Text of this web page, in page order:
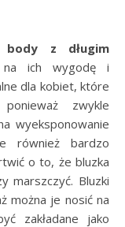
body z długim
ich wygodę i
dla kobiet, które
zwykle
wyeksponowanie
również bardzo
o to, że bluzka
marszczyć. Bluzki
można je nosić na
zakładane jako